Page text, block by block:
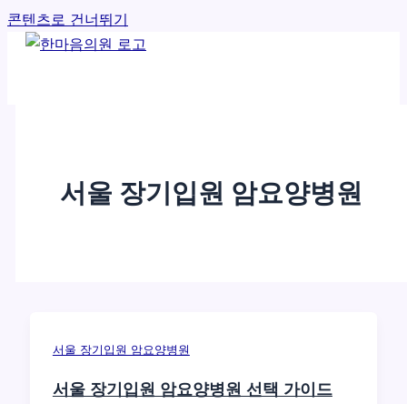
콘텐츠로 건너뛰기
서울 장기입원 암요양병원
서울 장기입원 암요양병원
서울 장기입원 암요양병원 선택 가이드